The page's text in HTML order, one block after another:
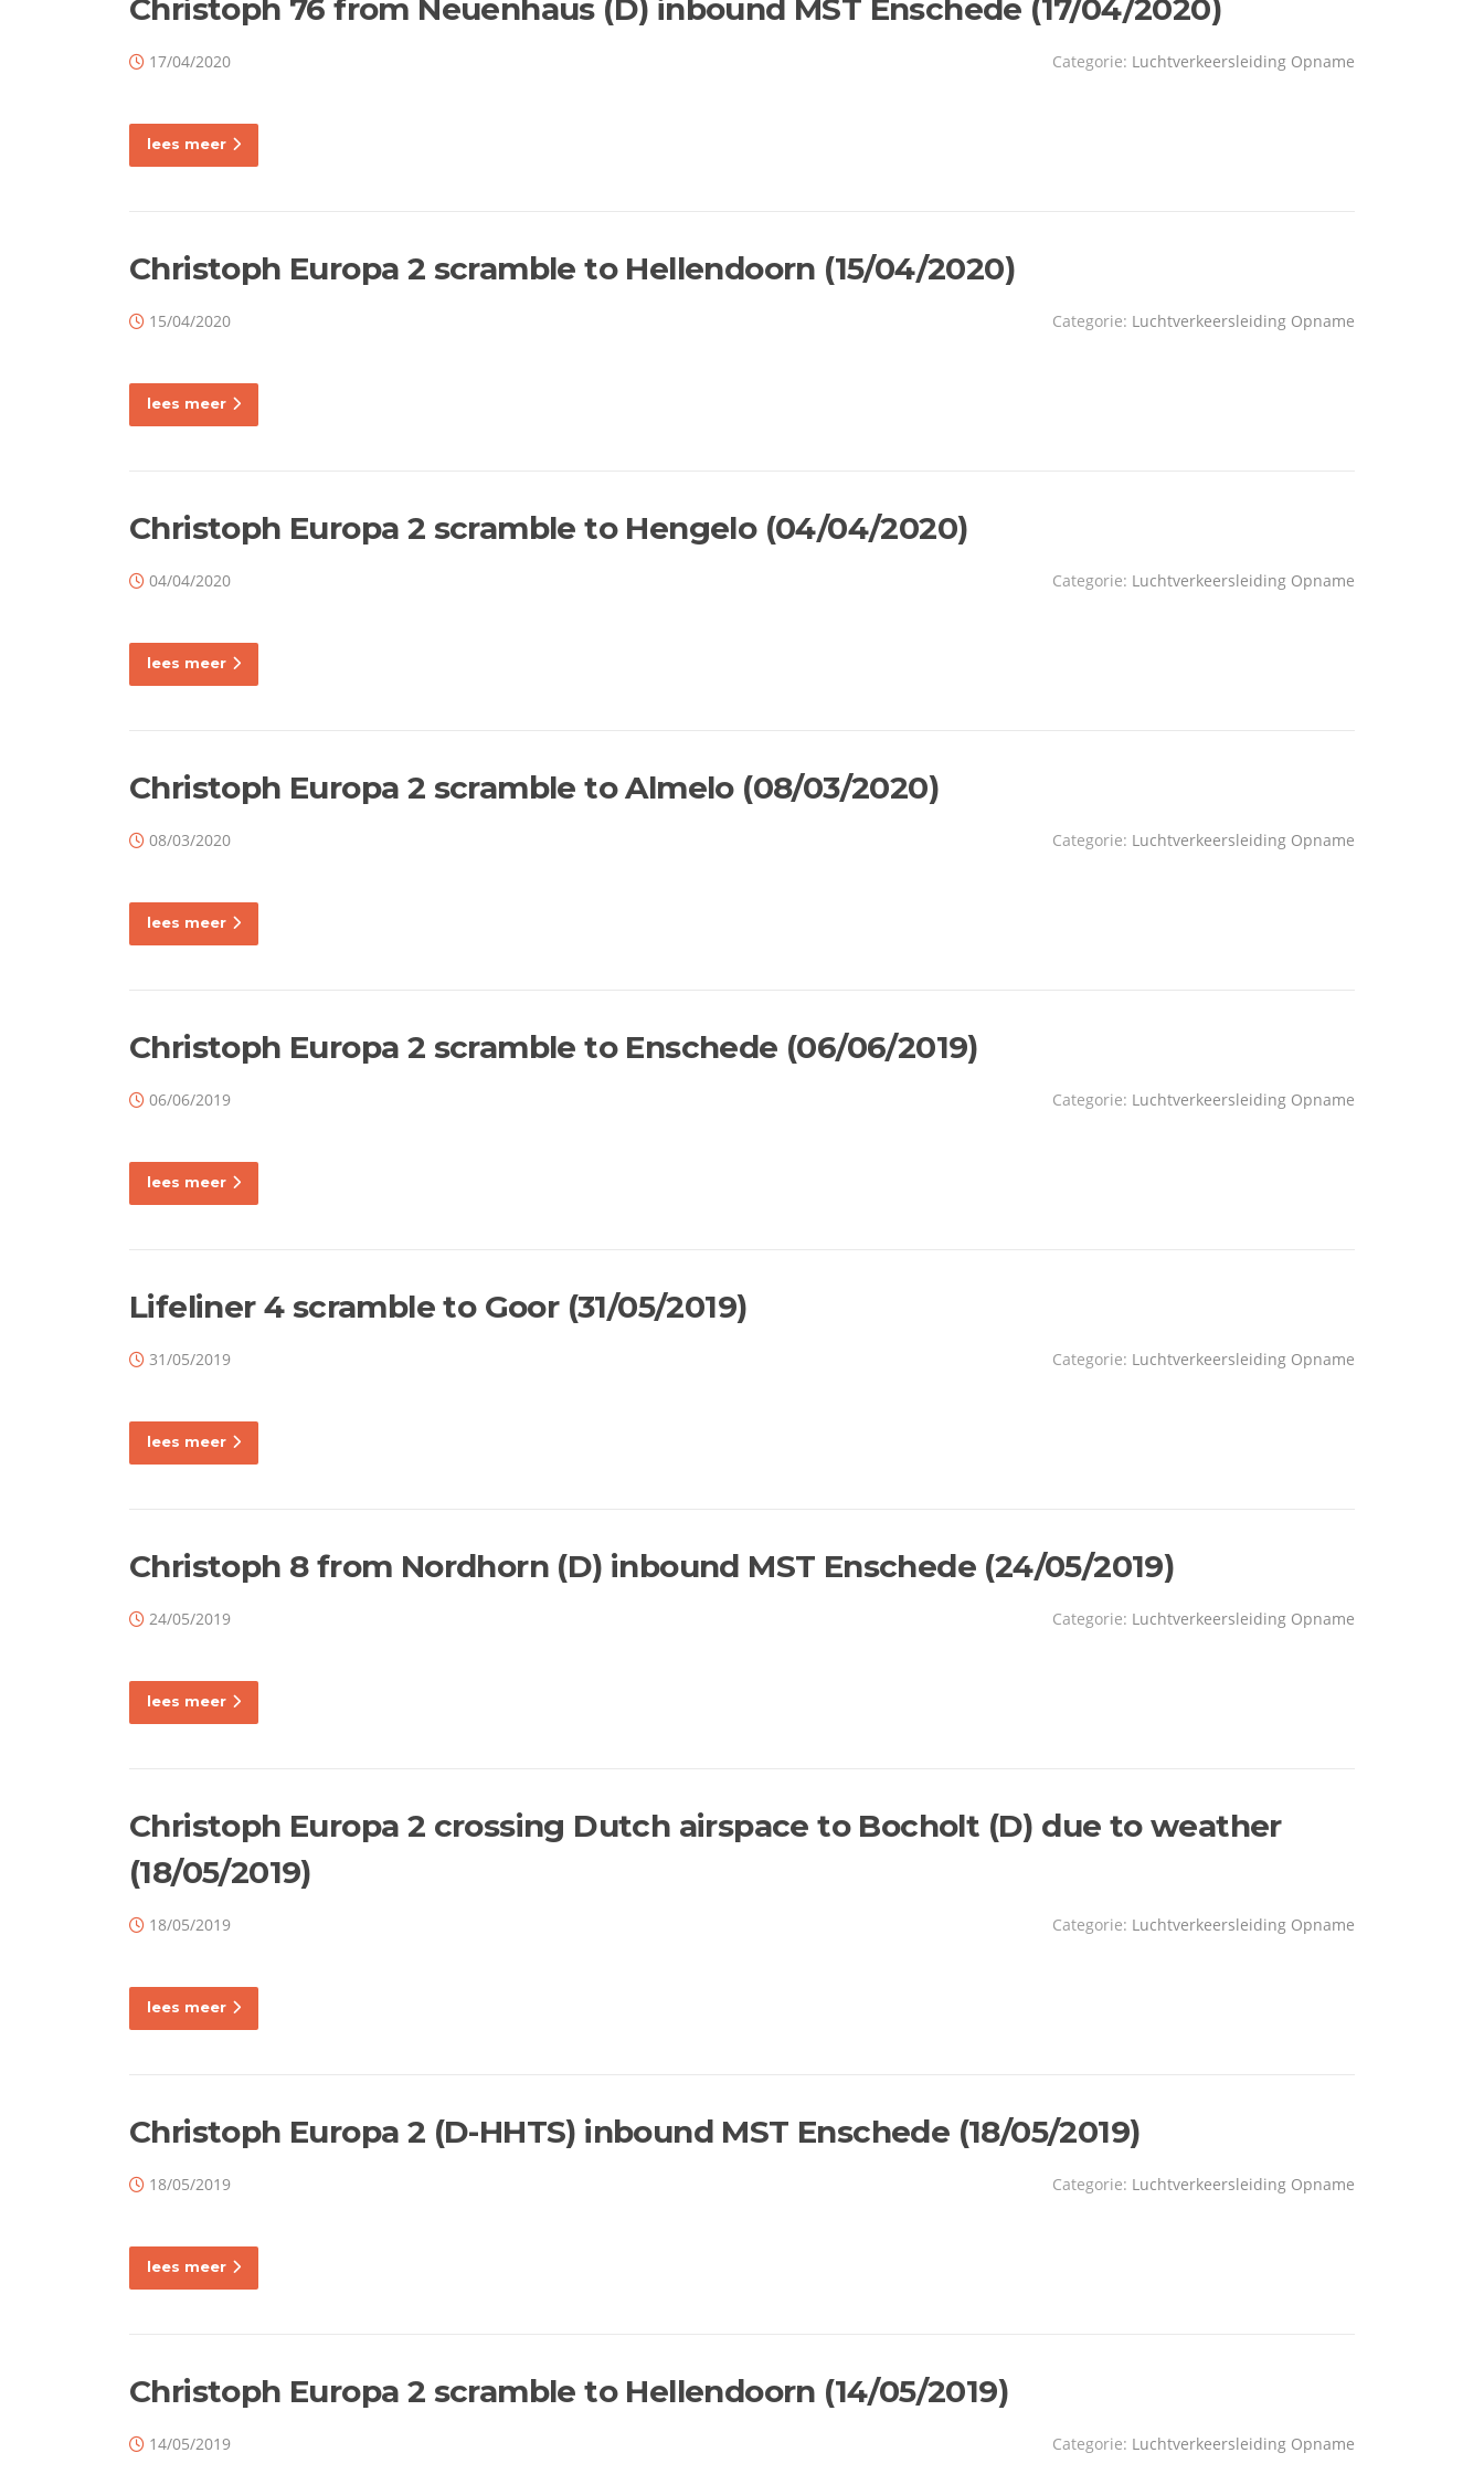
Christoph 76 from Neuenhaus (D) inbound MST Enschede (17/04/2020)
17/04/2020 Categorie: Luchtverkeersleiding Opname
lees meer
Christoph Europa 2 scramble to Hellendoorn (15/04/2020)
15/04/2020 Categorie: Luchtverkeersleiding Opname
lees meer
Christoph Europa 2 scramble to Hengelo (04/04/2020)
04/04/2020 Categorie: Luchtverkeersleiding Opname
lees meer
Christoph Europa 2 scramble to Almelo (08/03/2020)
08/03/2020 Categorie: Luchtverkeersleiding Opname
lees meer
Christoph Europa 2 scramble to Enschede (06/06/2019)
06/06/2019 Categorie: Luchtverkeersleiding Opname
lees meer
Lifeliner 4 scramble to Goor (31/05/2019)
31/05/2019 Categorie: Luchtverkeersleiding Opname
lees meer
Christoph 8 from Nordhorn (D) inbound MST Enschede (24/05/2019)
24/05/2019 Categorie: Luchtverkeersleiding Opname
lees meer
Christoph Europa 2 crossing Dutch airspace to Bocholt (D) due to weather
(18/05/2019)
18/05/2019 Categorie: Luchtverkeersleiding Opname
lees meer
Christoph Europa 2 (D-HHTS) inbound MST Enschede (18/05/2019)
18/05/2019 Categorie: Luchtverkeersleiding Opname
lees meer
Christoph Europa 2 scramble to Hellendoorn (14/05/2019)
14/05/2019 Categorie: Luchtverkeersleiding Opname